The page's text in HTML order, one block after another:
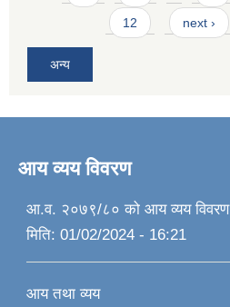
12 next ›
अन्य
आय व्यय विवरण
आ.व. २०७९/८० को आय व्यय विवरण
मिति: 01/02/2024 - 16:21
आय तथा व्यय